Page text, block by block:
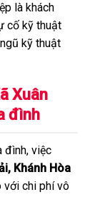
là khách
cố kỹ thuật
kỹ thuật
Xuân
đình
đình, việc
Khánh Hòa
với chi phí vô